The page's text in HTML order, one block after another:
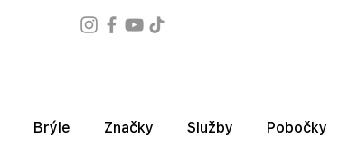
Brýle Značky Služby Pobočky